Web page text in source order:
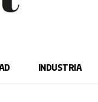
INDUSTRIA